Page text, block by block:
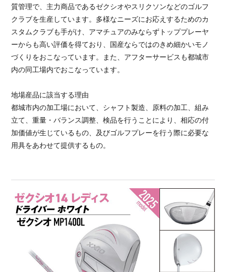
質管理で、主力商品であるゼクシオやスリクソンなどのゴルフ
クラブを生産しています。多様なニーズにお応えするためのカ
スタムクラブも手がけ、アマチュアのみならずトッププレーヤ
ーからも高い評価を得ており、国産ならではのきめ細かいモノ
づくりをおこなっています。また、アフターサービスも都城市
内の同工場内でおこなっています。
地場産品に該当する理由
都城市内の加工場において、シャフト製造、原料の加工、組み
立て、重量・バランス調整、検品を行うことにより、相応の付
加価値が生じているもの、及びゴルフプレーを行う際に必要な
用具をあわせて提供するもの。